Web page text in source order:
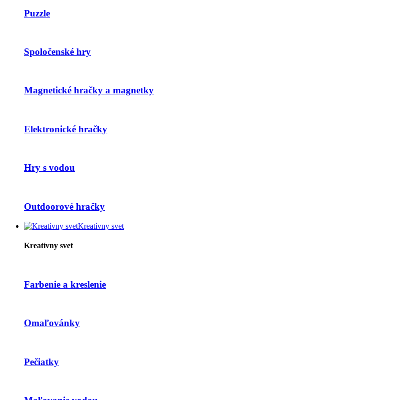
Puzzle
Spoločenské hry
Magnetické hračky a magnetky
Elektronické hračky
Hry s vodou
Outdoorové hračky
Kreatívny svet
Kreatívny svet
Farbenie a kreslenie
Omaľovánky
Pečiatky